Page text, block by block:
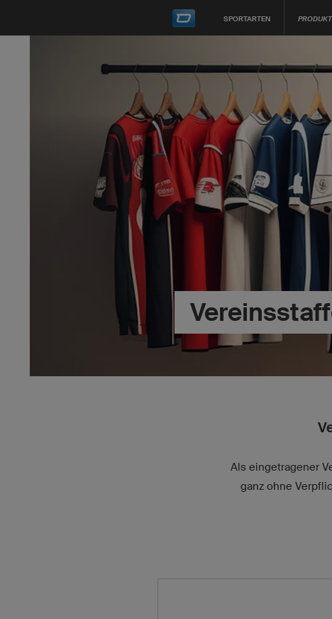
SPORTARTEN
Als eingetragener
ganz ohne